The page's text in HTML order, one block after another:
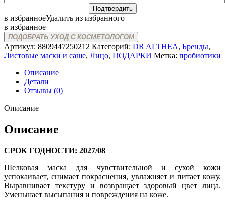
в избранноеУдалить из избранного
в избранное
ПОДОБРАТЬ УХОД С КОСМЕТОЛОГОМ
Артикул: 8809447250212 Категорий: DR ALTHEA, Бренды,
Листовые маски и саше, Лицо, ПОДАРКИ Метка: пробиотики
Описание
Детали
Отзывы (0)
Описание
Описание
СРОК ГОДНОСТИ: 2027/08
Шелковая маска для чувствительной и сухой кожи
успокаивает, снимает покраснения, увлажняет и питает кожу.
Выравнивает текстуру и возвращает здоровый цвет лица.
Уменьшает высыпания и повреждения на коже.